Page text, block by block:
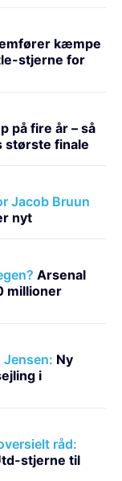
kæmpe
stjerne for
på fire år – så
største finale
Jacob Bruun
nyt
Arsenal
millioner
Jensen: Ny
i
råd:
stjerne til